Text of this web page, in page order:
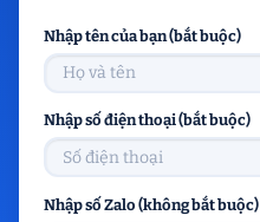
Nhập tên của bạn (bắt buộc)
Nhập số điện thoại (bắt buộc)
Nhập số Zalo (không bắt buộc)